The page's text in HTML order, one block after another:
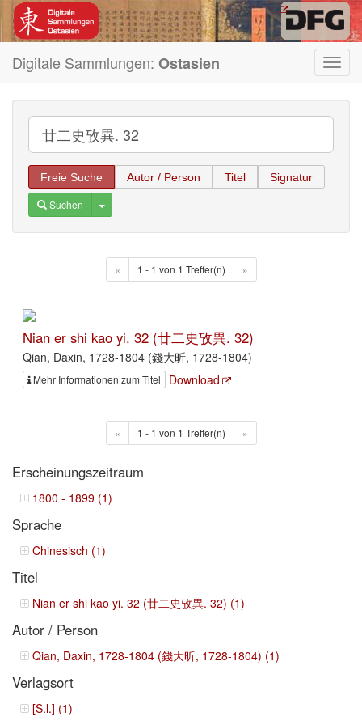
Digitale Sammlungen: Ostasien
Freie Suche Autor / Person Titel Signatur
Suchen Toggle Dropdown
« 1 - 1 von 1 Treffer(n) »
Nian er shi kao yi. 32 (廿二史攷異. 32)
Qian, Daxin, 1728-1804 (錢大昕, 1728-1804)
Mehr Informationen zum Titel Download
« 1 - 1 von 1 Treffer(n) »
Erscheinungszeitraum
1800 - 1899 (1)
Sprache
Chinesisch (1)
Titel
Nian er shi kao yi. 32 (廿二史攷異. 32) (1)
Autor / Person
Qian, Daxin, 1728-1804 (錢大昕, 1728-1804) (1)
Verlagsort
[S.l.] (1)